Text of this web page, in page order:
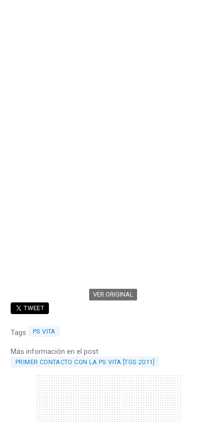
VER ORIGINAL
TWEET
Tags PS VITA
Más información en el post
PRIMER CONTACTO CON LA PS VITA [TGS 2011]